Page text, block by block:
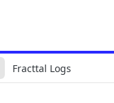
Fracttal Logs